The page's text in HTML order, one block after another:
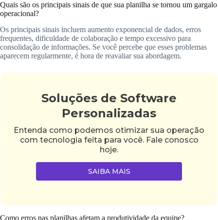
Quais são os principais sinais de que sua planilha se tornou um gargalo
operacional?
Os principais sinais incluem aumento exponencial de dados, erros
frequentes, dificuldade de colaboração e tempo excessivo para
consolidação de informações. Se você percebe que esses problemas
aparecem regularmente, é hora de reavaliar sua abordagem.
Soluções de Software
Personalizadas
Entenda como podemos otimizar sua operação
com tecnologia feita para você. Fale conosco
hoje.
SAIBA MAIS
Como erros nas planilhas afetam a produtividade da equipe?